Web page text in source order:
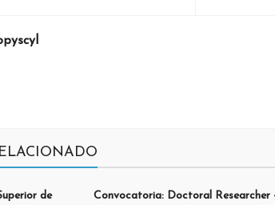
de
Convocatoria: Doctoral Researcher